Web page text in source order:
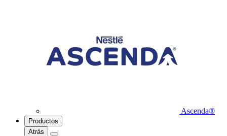
Ascenda®
Productos
Atrás